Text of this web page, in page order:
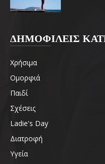
ΔΗΜΟΦΙΛΕΙΣ
Χρήσιμα
Ομορφιά
Παιδί
Σχέσεις
Ladie's Day
Διατροφή
Υγεία